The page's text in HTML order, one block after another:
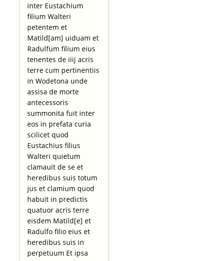
inter Eustachium
filium Walteri
petentem et
Matild[am] uiduam et
Radulfum filium eius
tenentes de iiij acris
terre cum pertinentiis
in Wodetona unde
assisa de morte
antecessoris
summonita fuit inter
eos in prefata curia
scilicet quod
Eustachius filius
Walteri quietum
clamauit de se et
heredibus suis totum
jus et clamium quod
habuit in predictis
quatuor acris terre
eisdem Matild[e] et
Radulfo filio eius et
heredibus suis in
perpetuum Et ipsa